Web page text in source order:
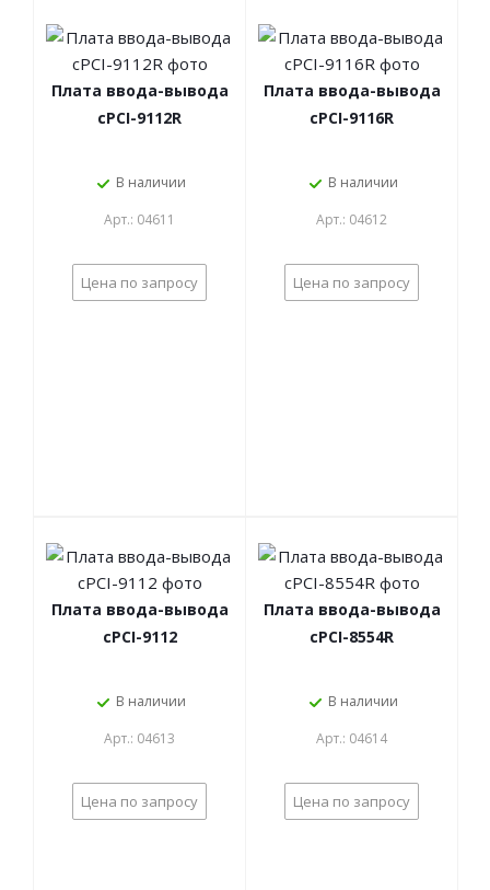
Плата ввода-вывода
cPCI-9112R
В наличии
Арт.: 04611
Цена по запросу
Плата ввода-вывода
cPCI-9116R
В наличии
Арт.: 04612
Цена по запросу
Плата ввода-вывода
cPCI-9112
В наличии
Арт.: 04613
Цена по запросу
Плата ввода-вывода
cPCI-8554R
В наличии
Арт.: 04614
Цена по запросу